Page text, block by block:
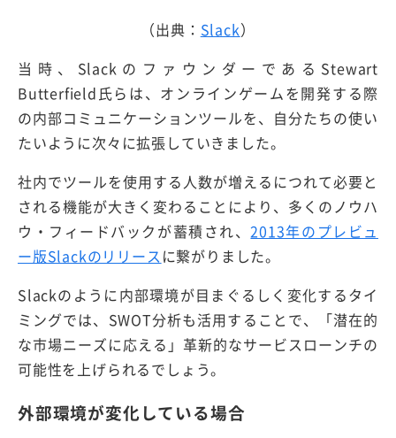
（出典： Slack）
当時、SlackのファウンダーであるStewart
Butterfield氏らは、オンラインゲームを開発する際
の内部コミュニケーションツールを、自分たちの使い
たいように次々に拡張していきました。
社内でツールを使用する人数が増えるにつれて必要と
される機能が大きく変わることにより、多くのノウハ
ウ・フィードバックが蓄積され、2013年のプレビュ
ー版Slackのリリースに繋がりました。
Slackのように内部環境が目まぐるしく変化するタイ
ミングでは、SWOT分析も活用することで、「潜在的
な市場ニーズに応える」革新的なサービスローンチの
可能性を上げられるでしょう。
外部環境が変化している場合